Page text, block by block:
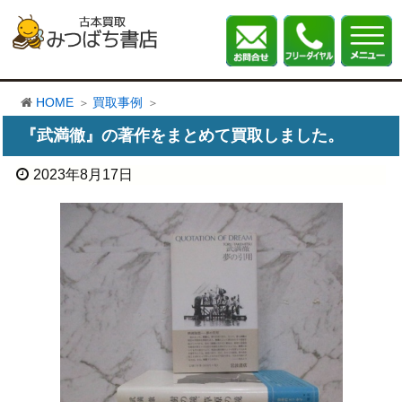
HOME 買取事例
『武満徹』の著作をまとめて買取しました。
2023年8月17日